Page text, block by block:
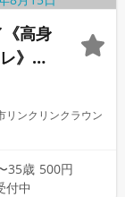
高身
》な
リンクリンクラウン
35歳 500円
中